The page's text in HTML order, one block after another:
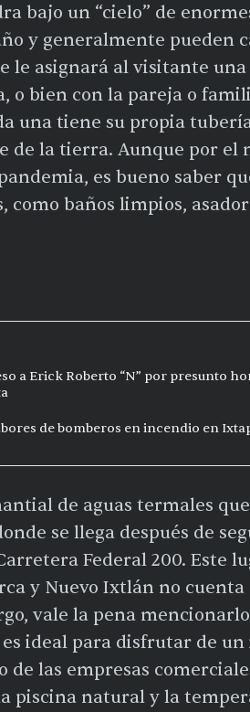
bajo un “cielo” de
y generalmente pueden
le asignará al visitante
o bien con la pareja o
una tiene su propia
de la tierra. Aunque por el
es bueno saber
como baños limpios,
a Erick Roberto “N” por presunto
de bomberos en incendio en
de aguas termales
se llega después de
Federal 200. Este
y Nuevo Ixtlán no
vale la pena
ideal para disfrutar de
las empresas
piscina natural y la